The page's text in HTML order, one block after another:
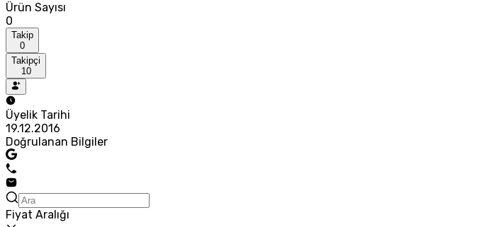
Ürün Sayısı
0
Takip
0
Takipçi
10
Üyelik Tarihi
19.12.2016
Doğrulanan Bilgiler
Fiyat Aralığı